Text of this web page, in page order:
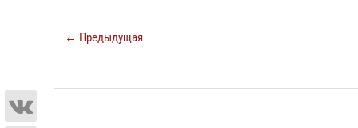
← Предыдущая